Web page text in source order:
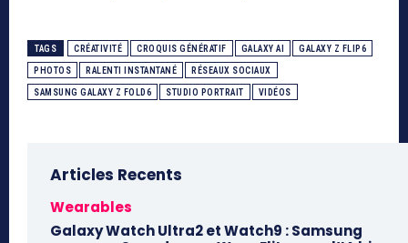
TAGS CRÉATIVITÉ CROQUIS GÉNÉRATIF GALAXY AI GALAXY Z FLIP6
PHOTOS RALENTI INSTANTANÉ RÉSEAUX SOCIAUX
SAMSUNG GALAXY Z FOLD6 STUDIO PORTRAIT VIDÉOS
Articles Recents
Wearables
Galaxy Watch Ultra2 et Watch9 : Samsung